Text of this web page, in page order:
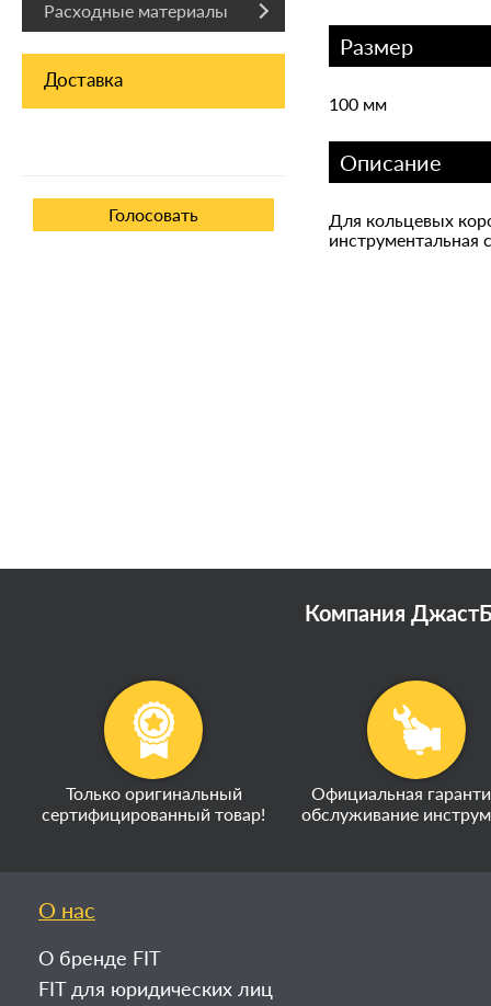
Расходные материалы
Доставка
Размер
100 мм
Описание
Для кольцевых
инструментальная
Компания
Только оригинальный
сертифицированный товар!
Официальная
обслуживание
О нас
О бренде FIT
FIT для юридических лиц